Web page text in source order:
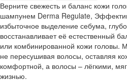
Верните свежесть и баланс кожи
шампунем Derma Regulate,
избыточное выделение себума,
восстанавливает её естественный
или комбинированной кожи головы.
не пересушивая волосы, оставляя
комфортной, а волосы – лёгкими,
жизнью.